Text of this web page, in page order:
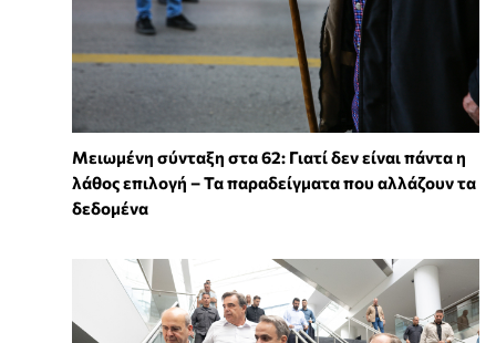
Μειωμένη σύνταξη στα 62: Γιατί δεν είναι πάντα η
λάθος επιλογή – Τα παραδείγματα που αλλάζουν τα
δεδομένα